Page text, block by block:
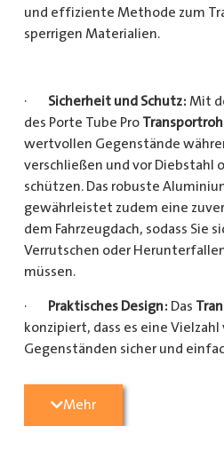
und effiziente Methode zum
sperrigen Materialien.
· Sicherheit und Schutz: Mit
des Porte Tube Pro
wertvollen Gegenstände
verschließen und vor Diebstahl
schützen. Das robuste
gewährleistet zudem eine
dem Fahrzeugdach, sodass Sie
Verrutschen oder
müssen.
· Praktisches Design: Das
konzipiert, dass es eine Vielzahl
Gegenständen sicher und
Kunststoffrohre für den
für den Bau benötigen, dieses
Mehr